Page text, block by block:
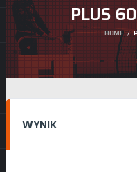
PLUS
HOME
WYNIK